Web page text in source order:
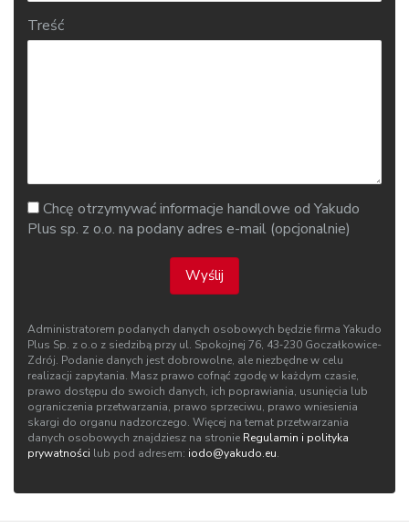
Treść
Chcę otrzymywać informacje handlowe od Yakudo
Plus sp. z o.o. na podany adres e-mail (opcjonalnie)
Wyślij
Administratorem podanych danych osobowych będzie firma Yakudo
Plus Sp. z o.o z siedzibą przy ul. Spokojnej 76, 43‑230 Goczałkowice-
Zdrój. Podanie danych jest dobrowolne, ale niezbędne w celu
realizacji zapytania. Masz prawo cofnąć zgodę w każdym czasie,
prawo dostępu do swoich danych, ich poprawiania, usunięcia lub
ograniczenia przetwarzania, prawo sprzeciwu, prawo wniesienia
skargi do organu nadzorczego. Więcej na temat przetwarzania
danych osobowych znajdziesz na stronie Regulamin i polityka
prywatności lub pod adresem: iodo@yakudo.eu.